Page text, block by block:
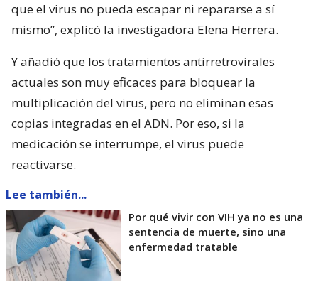
que el virus no pueda escapar ni repararse a sí
mismo”, explicó la investigadora Elena Herrera.
Y añadió que los tratamientos antirretrovirales
actuales son muy eficaces para bloquear la
multiplicación del virus, pero no eliminan esas
copias integradas en el ADN. Por eso, si la
medicación se interrumpe, el virus puede
reactivarse.
Lee también...
Por qué vivir con VIH ya no es una
sentencia de muerte, sino una
enfermedad tratable